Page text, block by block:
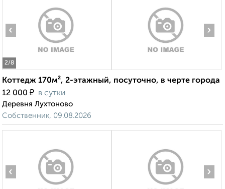
2/8
‹ ›
Коттедж 170м², 2-этажный, посуточно, в черте города
12 000 ₽ в сутки
Деревня Лухтоново
Собственник, 09.08.2026
‹ ›